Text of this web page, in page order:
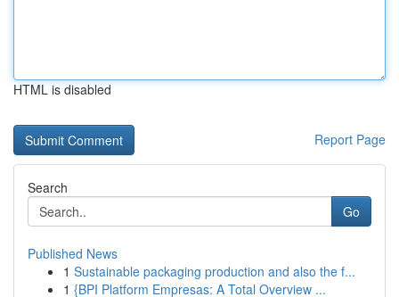
HTML is disabled
Report Page
Search
Go
Published News
1 Sustainable packaging production and also the f...
1 {BPI Platform Empresas: A Total Overview ...